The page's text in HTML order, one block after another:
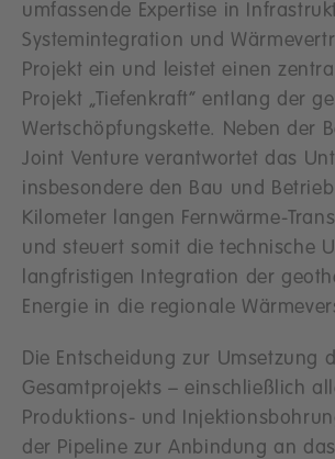
umfassende Expertise in
Systemintegration und
Projekt ein und leistet einen
Projekt „Tiefenkraft“ entlang der
Wertschöpfungskette. Neben der
Joint Venture verantwortet das
insbesondere den Bau und
Kilometer langen Fernwärme-
und steuert somit die technische
langfristigen Integration der
Energie in die regionale
Die Entscheidung zur Umsetzung
Gesamtprojekts – einschließlich
Produktions- und
der Pipeline zur Anbindung an das